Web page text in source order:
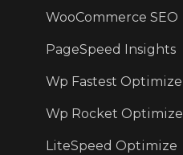
WooCommerce SEO
PageSpeed Insights
Wp Fastest Optimize
Wp Rocket Optimize
LiteSpeed Optimize